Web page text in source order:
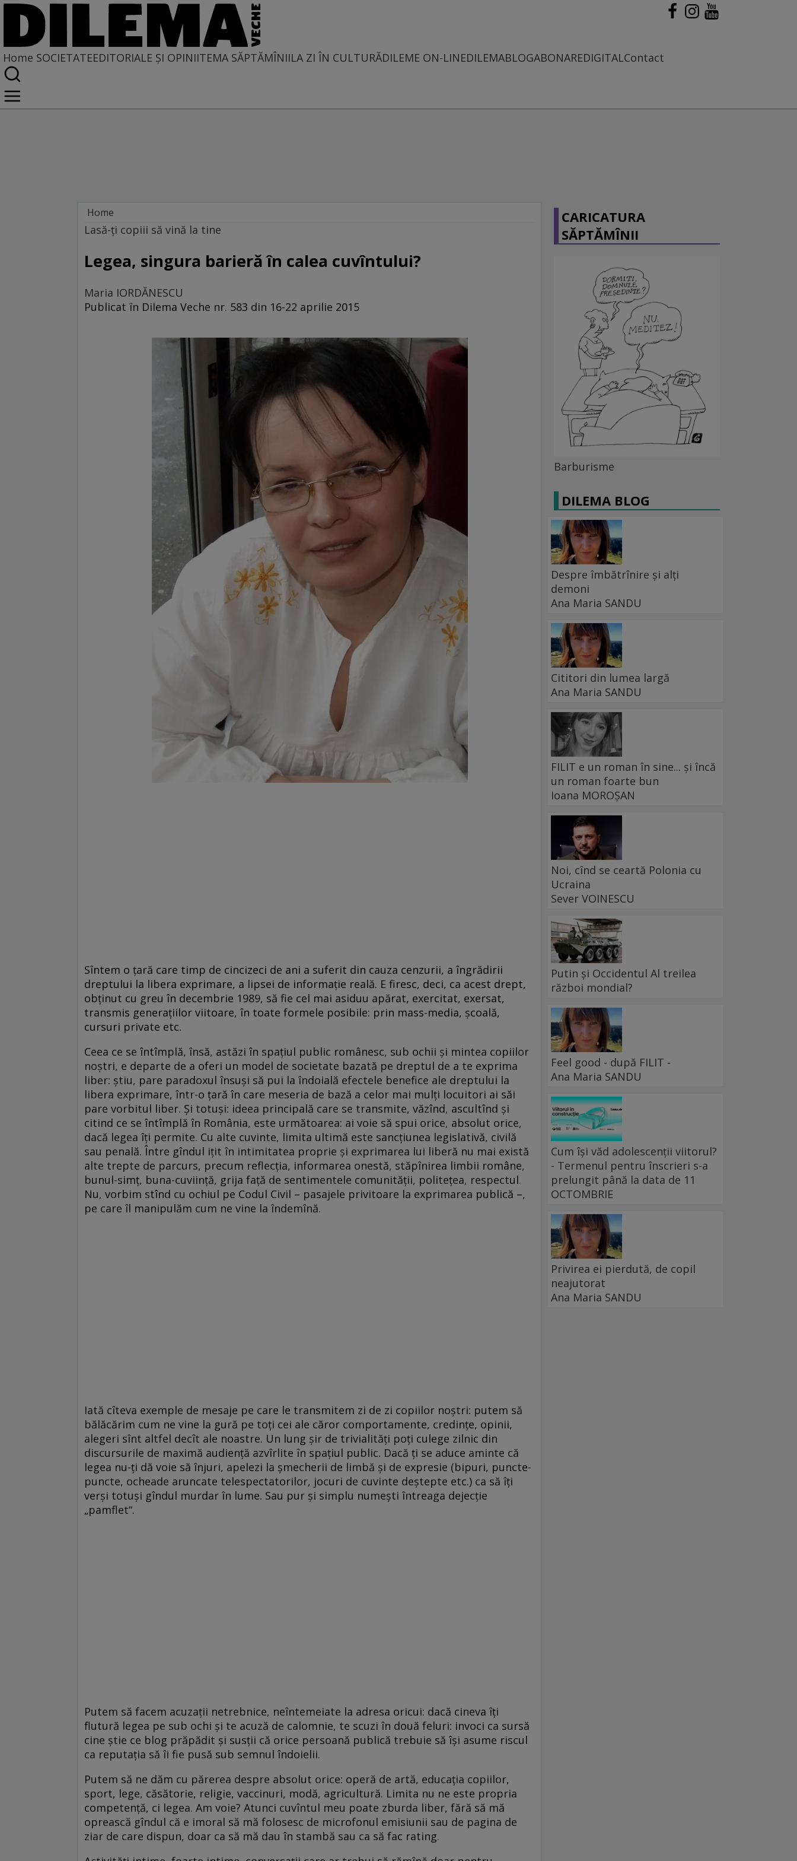
Home SOCIETATEEDITORIALE ȘI OPINIITEMA SĂPTĂMÎNIILA ZI ÎN CULTURĂDILEME ON-LINEDILEMABLOGABONAREDIGITALContact
Home
Societate
Lasă-ţi copiii să vină la tine
Legea, singura barieră în calea cuvîntului?
Maria IORDĂNESCU
Publicat în Dilema Veche nr. 583 din 16-22 aprilie 2015
Sîntem o ţară care timp de cincizeci de ani a suferit din cauza cenzurii, a îngrădirii
dreptului la libera exprimare, a lipsei de informaţie reală. E firesc, deci, ca acest drept,
obţinut cu greu în decembrie 1989, să fie cel mai asiduu apărat, exercitat, exersat,
transmis generaţiilor viitoare, în toate formele posibile: prin mass-media, şcoală,
cursuri private etc.
Ceea ce se întîmplă, însă, astăzi în spaţiul public românesc, sub ochii şi mintea copiilor
noştri, e departe de a oferi un model de societate bazată pe dreptul de a te exprima
liber: ştiu, pare paradoxul însuşi să pui la îndoială efectele benefice ale dreptului la
libera exprimare, într-o ţară în care meseria de bază a celor mai mulţi locuitori ai săi
pare vorbitul liber. Şi totuşi: ideea principală care se transmite, văzînd, ascultînd şi
citind ce se întîmplă în România, este următoarea: ai voie să spui orice, absolut orice,
dacă legea îţi permite. Cu alte cuvinte, limita ultimă este sancţiunea legislativă, civilă
sau penală. Între gîndul iţit în intimitatea proprie şi exprimarea lui liberă nu mai există
alte trepte de parcurs, precum reflecţia, informarea onestă, stăpînirea limbii române,
bunul-simţ, buna-cuviinţă, grija faţă de sentimentele comunităţii, politeţea, respectul.
Nu, vorbim stînd cu ochiul pe Codul Civil – pasajele privitoare la exprimarea publică –,
pe care îl manipulăm cum ne vine la îndemînă.
Iată cîteva exemple de mesaje pe care le transmitem zi de zi copiilor noştri: putem să
bălăcărim cum ne vine la gură pe toţi cei ale căror comportamente, credinţe, opinii,
alegeri sînt altfel decît ale noastre. Un lung şir de trivialităţi poţi culege zilnic din
discursurile de maximă audienţă azvîrlite în spaţiul public. Dacă ţi se aduce aminte că
legea nu-ţi dă voie să înjuri, apelezi la şmecherii de limbă şi de expresie (bipuri, puncte-
puncte, ocheade aruncate telespectatorilor, jocuri de cuvinte deştepte etc.) ca să îţi
verşi totuşi gîndul murdar în lume. Sau pur şi simplu numeşti întreaga dejecţie
„pamflet“.
Putem să facem acuzaţii netrebnice, neîntemeiate la adresa oricui: dacă cineva îţi
flutură legea pe sub ochi şi te acuză de calomnie, te scuzi în două feluri: invoci ca sursă
cine ştie ce blog prăpădit şi susţii că orice persoană publică trebuie să îşi asume riscul
ca reputaţia să îi fie pusă sub semnul îndoielii.
Putem să ne dăm cu părerea despre absolut orice: operă de artă, educaţia copiilor,
sport, lege, căsătorie, religie, vaccinuri, modă, agricultură. Limita nu ne este propria
competenţă, ci legea. Am voie? Atunci cuvîntul meu poate zburda liber, fără să mă
oprească gîndul că e imoral să mă folosesc de microfonul emisiunii sau de pagina de
ziar de care dispun, doar ca să mă dau în stambă sau ca să fac rating.
CARICATURA
SĂPTĂMÎNII
Barburisme
DILEMA BLOG
Despre îmbătrînire și alți
demoni
Ana Maria SANDU
Cititori din lumea largă
Ana Maria SANDU
FILIT e un roman în sine... și încă
un roman foarte bun
Ioana MOROȘAN
Noi, cînd se ceartă Polonia cu
Ucraina
Sever VOINESCU
Putin și Occidentul Al treilea
război mondial?
Feel good - după FILIT -
Ana Maria SANDU
Cum își văd adolescenții viitorul?
- Termenul pentru înscrieri s-a
prelungit până la data de 11
OCTOMBRIE
Privirea ei pierdută, de copil
neajutorat
Ana Maria SANDU